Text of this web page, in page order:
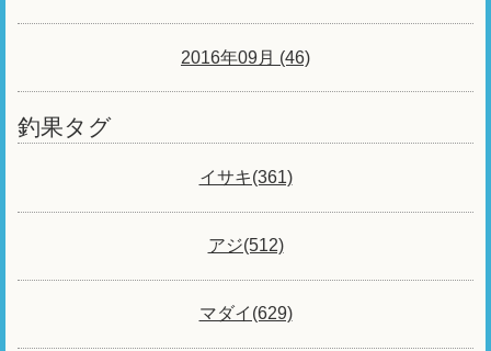
2016年09月 (46)
釣果タグ
イサキ(361)
アジ(512)
マダイ(629)